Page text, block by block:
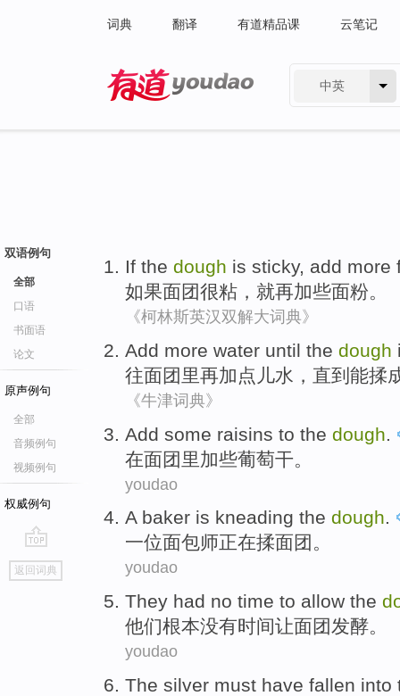
词典 翻译 有道精品课 云笔记
中英
双语例句
全部
口语
书面语
论文
原声例句
全部
音频例句
视频例句
权威例句
go
top
返回词典
If the dough is sticky, add more
如果面团很粘，就再加些面粉。
《柯林斯英汉双解大词典》
Add more water until the dough
往面团 里再加 点儿水 ， 直到 能揉
《牛津词典》
Add some raisins to the dough
在面团 里加些葡萄干。
youdao
A baker is kneading the dough.
一位面包师正在揉面团。
youdao
They had no time to allow the
他们根本没有时间让面团发酵。
youdao
The silver must have fallen into